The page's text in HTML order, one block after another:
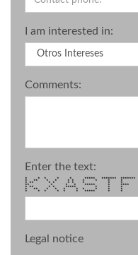
I am interested in:
Comments:
Enter the text:
* * * * * ***** ******* *******
* ** * * * * * * * *
* ** * * * * * * *
** * * * ***** * ****
* ** * * ***** * * *
* ** * * * * * * * *
* * * * * * ***** * *
Legal notice